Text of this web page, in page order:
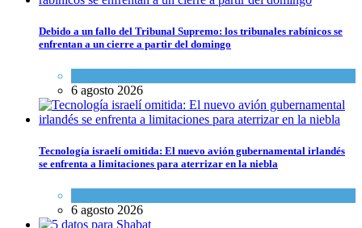
Debido a un fallo del Tribunal Supremo: los tribunales rabínicos se
enfrentan a un cierre a partir del domingo
6 agosto 2026
Tecnología israelí omitida: El nuevo avión gubernamental irlandés
se enfrenta a limitaciones para aterrizar en la niebla
6 agosto 2026